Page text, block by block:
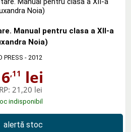
Manual pentru clasa a XII-a
Noia)
PRESS - 2012
,11 lei
21,20 lei
indisponibil
alertă stoc